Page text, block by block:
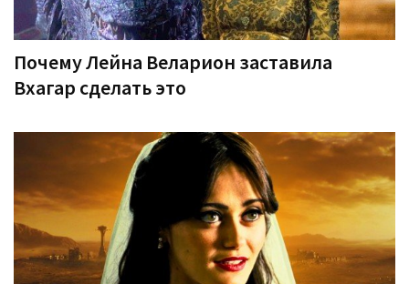
Почему Лейна Веларион заставила
Вхагар сделать это